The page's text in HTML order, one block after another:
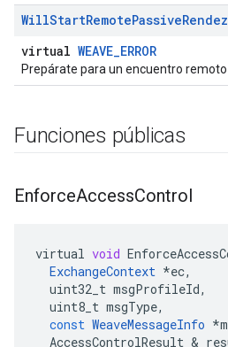
WillStartRemotePassive
virtual WEAVE_ERROR
Prepárate para un encuentro remoto
Funciones públicas
EnforceAccessControl
virtual void
ExchangeContext *ec,
uint32_t msgProfileId,
uint8_t msgType,
const WeaveMessageInfo *
AccessControlResult &